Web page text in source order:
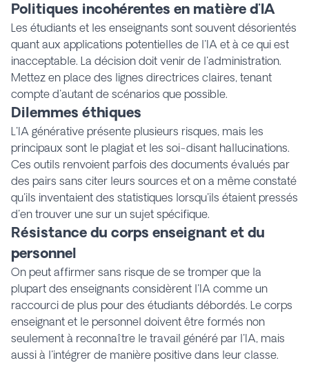
Politiques incohérentes en matière d'IA
Les étudiants et les enseignants sont souvent désorientés
quant aux applications potentielles de l'IA et à ce qui est
inacceptable. La décision doit venir de l'administration.
Mettez en place des lignes directrices claires, tenant
compte d'autant de scénarios que possible.
Dilemmes éthiques
L'IA générative présente plusieurs risques, mais les
principaux sont le plagiat et les soi-disant hallucinations.
Ces outils renvoient parfois des documents évalués par
des pairs sans citer leurs sources et on a même constaté
qu'ils inventaient des statistiques lorsqu'ils étaient pressés
d'en trouver une sur un sujet spécifique.
Résistance du corps enseignant et du
personnel
On peut affirmer sans risque de se tromper que la
plupart des enseignants considèrent l'IA comme un
raccourci de plus pour des étudiants débordés. Le corps
enseignant et le personnel doivent être formés non
seulement à reconnaître le travail généré par l'IA, mais
aussi à l'intégrer de manière positive dans leur classe.